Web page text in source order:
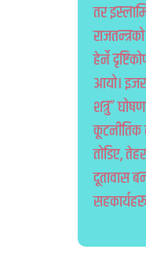
तर
हेर्ने
आयो।
शत्रु”
तोडिए,
दूतावास